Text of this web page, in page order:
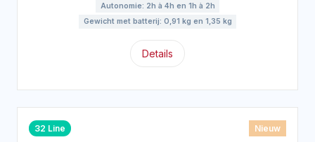
Autonomie: 2h à 4h en 1h à 2h
Gewicht met batterij: 0,91 kg en 1,35 kg
Details
32 Line Nieuw